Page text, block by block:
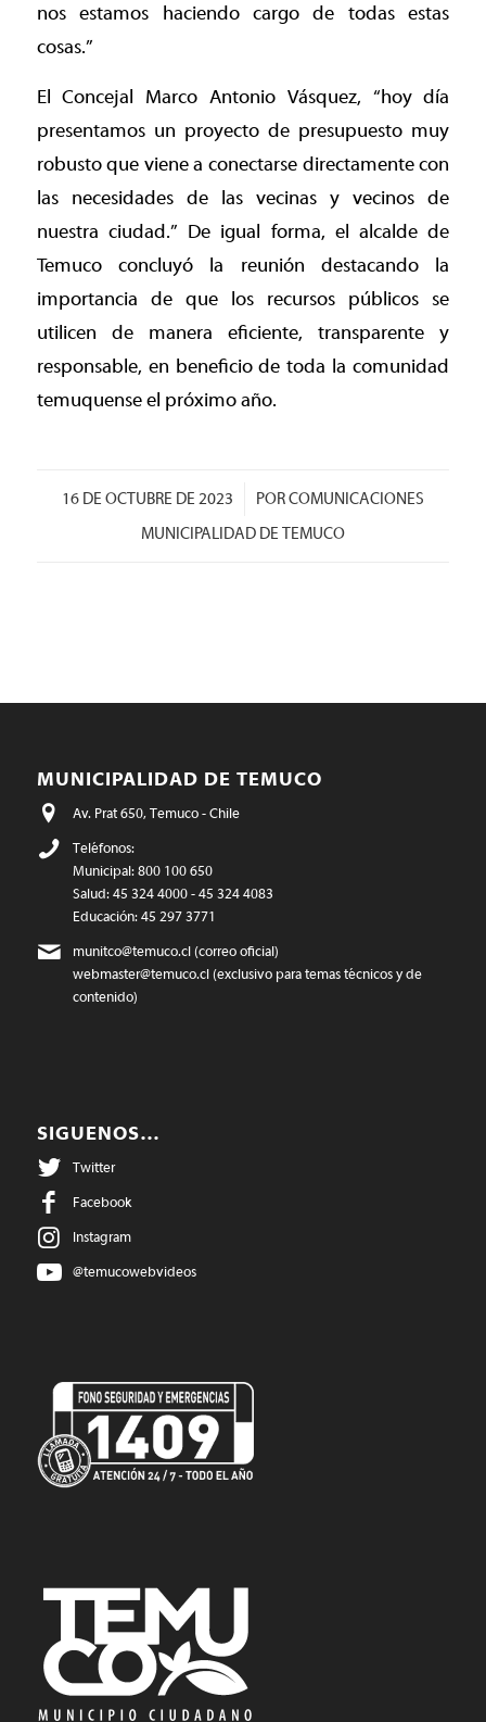
nos estamos haciendo cargo de todas estas
cosas.”
El Concejal Marco Antonio Vásquez, “hoy día
presentamos un proyecto de presupuesto muy
robusto que viene a conectarse directamente con
las necesidades de las vecinas y vecinos de
nuestra ciudad.” De igual forma, el alcalde de
Temuco concluyó la reunión destacando la
importancia de que los recursos públicos se
utilicen de manera eficiente, transparente y
responsable, en beneficio de toda la comunidad
temuquense el próximo año.
16 DE OCTUBRE DE 2023
/ PORCOMUNICACIONES
MUNICIPALIDAD DE TEMUCO
MUNICIPALIDAD DE TEMUCO
Av. Prat 650, Temuco - Chile
Teléfonos:
Municipal: 800 100 650
Salud: 45 324 4000 - 45 324 4083
Educación: 45 297 3771
munitco@temuco.cl(correo oficial)
webmaster@temuco.cl(exclusivo para temas técnicos y de
contenido)
SIGUENOS…
Twitter
Facebook
Instagram
@temucowebvideos